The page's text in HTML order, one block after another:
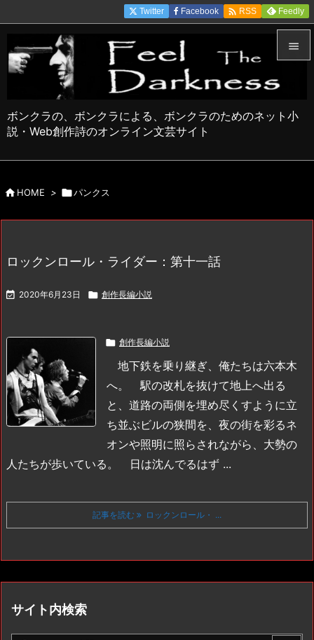
ボンクラの、ボンクラによる、ボンクラのためのネット小
説・Web創作詩のオンライン文芸サイト



Twitter Facebook  RSS Feedly
HOME > パンクス
ロックンロール・ライダー：第十一話
 2020年6月23日  創作長編小説
 創作長編小説
地下鉄を乗り継ぎ、俺たちは六本木
へ。
駅の改札を抜けて地上へ出る
と、道路の両側を埋め尽くすように立
ち並ぶビルの狭間を、夜の街を彩るネ
オンや照明に照らされながら、大勢の
人たちが歩いている。
日は沈んでるはず ...
記事を読む ロックンロール・ ...
サイト内検索